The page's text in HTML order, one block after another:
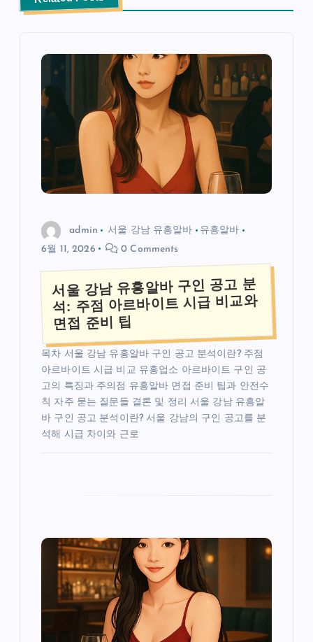
admin 서울 강남 유흥알바
유흥알바
6월 11, 2026
0 Comments
서울 강남 유흥알바 구인 공고 분
석: 주점 아르바이트 시급 비교와
면접 준비 팁
목차 서울 강남 유흥알바 구인 공고 분석이란? 주점
아르바이트 시급 비교 유흥업소 아르바이트 구인 공
고의 특징과 주의점 유흥알바 면접 준비 팁과 안전수
칙 자주 묻는 질문들 결론 및 정리 서울 강남 유흥알
바 구인 공고 분석이란? 서울 강남의 구인 공고를 분
석해 시급 차이와 근로